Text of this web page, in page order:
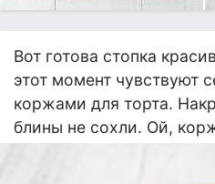
Вот готова стопка
этот момент чувствуют
коржами для торта.
блины не сохли. Ой,